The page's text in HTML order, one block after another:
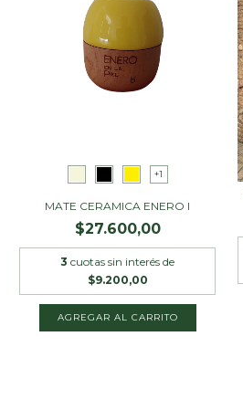
+1
MATE CERAMICA ENERO I
$27.600,00
3 cuotas sin interés de
$9.200,00
AGREGAR AL CARRITO